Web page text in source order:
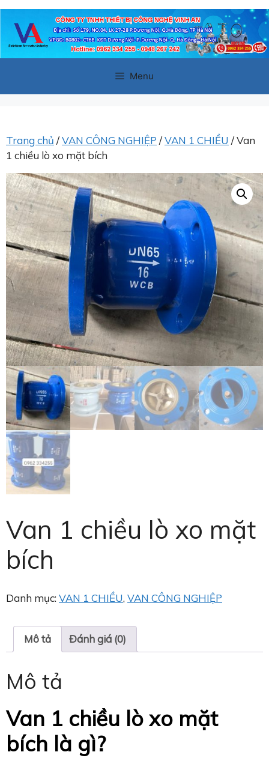
Chuyển
đến
Menu
Trang chủ /VAN CÔNG NGHIỆP /VAN 1 CHIỀU / Van
1 chiều lò xo mặt bích
Van 1 chiều lò xo mặt
bích
Danh mục:VAN 1 CHIỀU, VAN CÔNG NGHIỆP
Mô tả Đánh giá (0)
Mô tả
Van 1 chiều lò xo mặt
bích là gì?